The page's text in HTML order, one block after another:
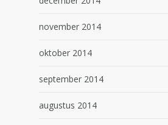
november 2014
oktober 2014
september 2014
augustus 2014